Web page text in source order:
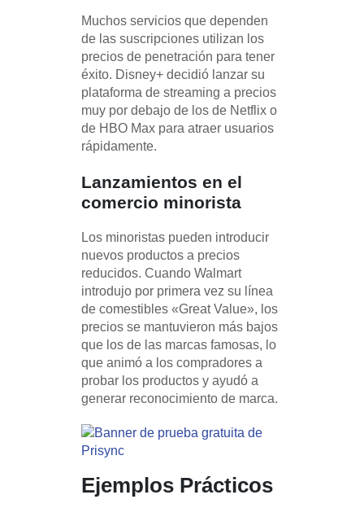
Muchos servicios que dependen
de las suscripciones utilizan los
precios de penetración para tener
éxito. Disney+ decidió lanzar su
plataforma de streaming a precios
muy por debajo de los de Netflix o
de HBO Max para atraer usuarios
rápidamente.
Lanzamientos en el
comercio minorista
Los minoristas pueden introducir
nuevos productos a precios
reducidos. Cuando Walmart
introdujo por primera vez su línea
de comestibles «Great Value», los
precios se mantuvieron más bajos
que los de las marcas famosas, lo
que animó a los compradores a
probar los productos y ayudó a
generar reconocimiento de marca.
Ejemplos Prácticos